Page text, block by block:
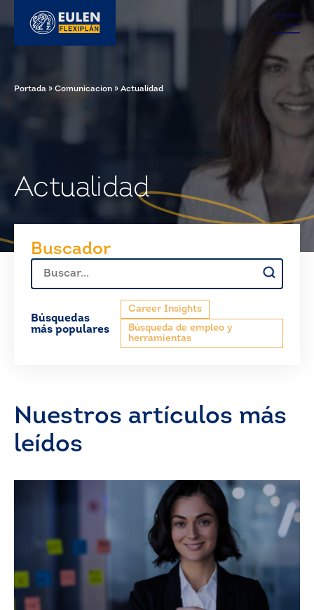
Portada » Comunicacion » Actualidad
Actualidad
Buscador
Buscar:
Búsquedas
más populares
Career Insights
Búsqueda de empleo y
herramientas
Nuestros artículos más
leídos